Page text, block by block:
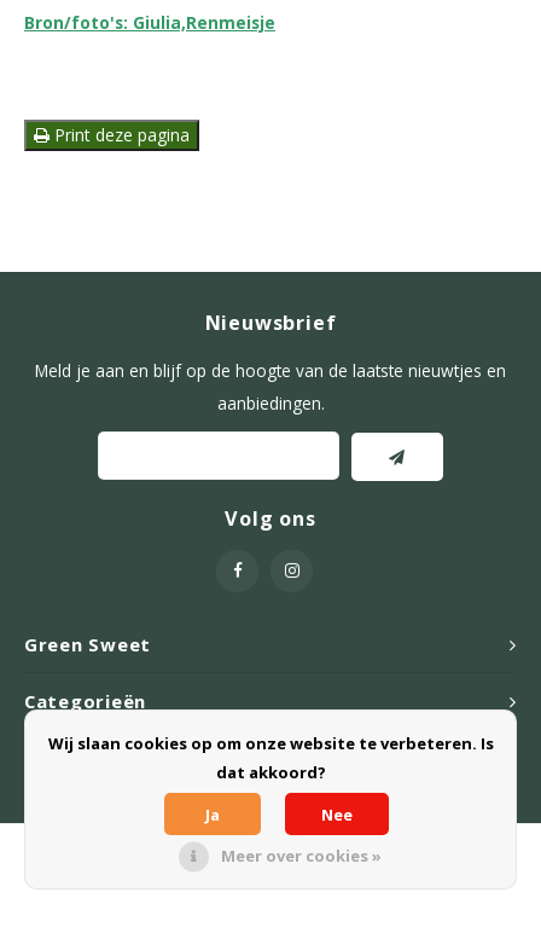
Bron/foto's: Giulia,Renmeisje
Print deze pagina
Green Sweet
Nieuwsbrief
Meld je aan en blijf op de hoogte van de laatste nieuwtjes en
aanbiedingen.
Volg ons
Categorieën
Webshop
© Copyright 2026 Green Sweet B.V. - Powered byLightspeed
Wij slaan cookies op om onze website te verbeteren. Is
dat akkoord?
Ja
Nee
Meer over cookies »